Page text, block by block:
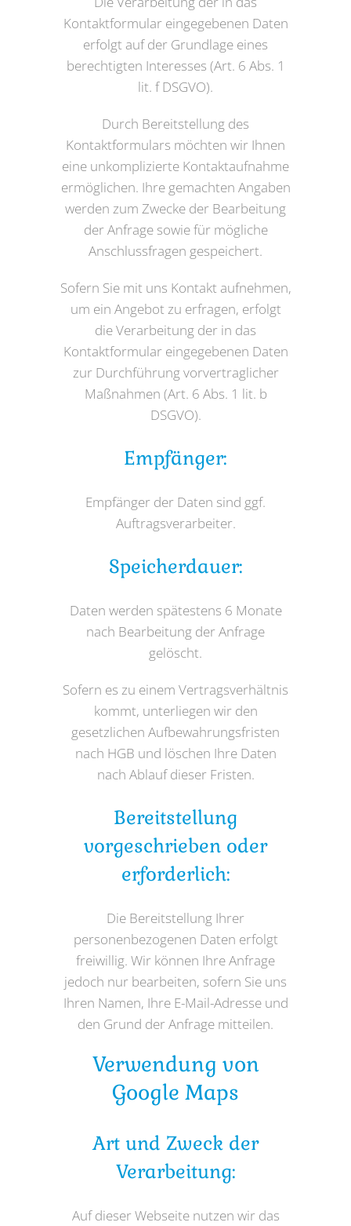
Kontaktformular eingegebenen Daten
erfolgt auf der Grundlage eines
berechtigten Interesses (Art. 6 Abs. 1
lit. f DSGVO).
Durch Bereitstellung des
Kontaktformulars möchten wir Ihnen
eine unkomplizierte Kontaktaufnahme
ermöglichen. Ihre gemachten Angaben
werden zum Zwecke der Bearbeitung
der Anfrage sowie für mögliche
Anschlussfragen gespeichert.
Sofern Sie mit uns Kontakt aufnehmen,
um ein Angebot zu erfragen, erfolgt
die Verarbeitung der in das
Kontaktformular eingegebenen Daten
zur Durchführung vorvertraglicher
Maßnahmen (Art. 6 Abs. 1 lit. b
DSGVO).
Empfänger:
Empfänger der Daten sind ggf.
Auftragsverarbeiter.
Speicherdauer:
Daten werden spätestens 6 Monate
nach Bearbeitung der Anfrage
gelöscht.
Sofern es zu einem Vertragsverhältnis
kommt, unterliegen wir den
gesetzlichen Aufbewahrungsfristen
nach HGB und löschen Ihre Daten
nach Ablauf dieser Fristen.
Bereitstellung
vorgeschrieben oder
erforderlich:
Die Bereitstellung Ihrer
personenbezogenen Daten erfolgt
freiwillig. Wir können Ihre Anfrage
jedoch nur bearbeiten, sofern Sie uns
Ihren Namen, Ihre E-Mail-Adresse und
den Grund der Anfrage mitteilen.
Verwendung von
Google Maps
Art und Zweck der
Verarbeitung:
Auf dieser Webseite nutzen wir das